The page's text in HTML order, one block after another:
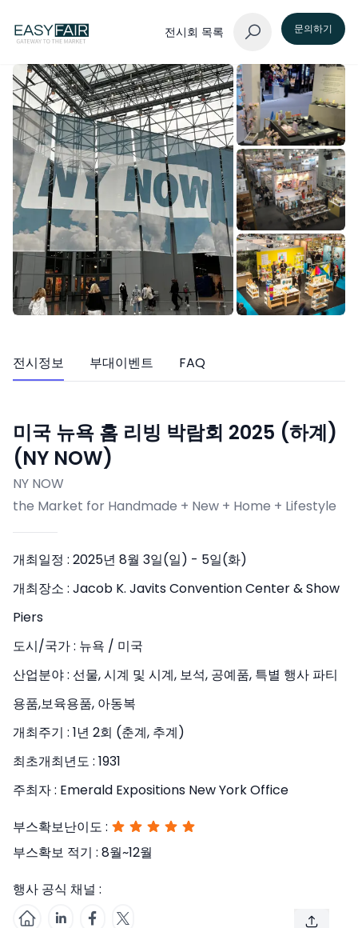
전시회 목록 문의하기
전시정보 부대이벤트 FAQ
미국 뉴욕 홈 리빙 박람회 2025 (하계)
(NY NOW)
NY NOW
the Market for Handmade + New + Home + Lifestyle
개최일정 : 2025년 8월 3일(일) - 5일(화)
개최장소 : Jacob K. Javits Convention Center & Show
Piers
도시/국가 : 뉴욕 / 미국
산업분야 : 선물, 시계 및 시계, 보석, 공예품, 특별 행사 파티
용품,보육용품, 아동복
개최주기 : 1년 2회 (춘계, 추계)
최초개최년도 : 1931
주최자 : Emerald Expositions New York Office
부스확보난이도 :
부스확보 적기 : 8월~12월
행사 공식 채널 :